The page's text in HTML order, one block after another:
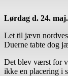
Lørdag d. 24. maj.
Let til jævn
Duerne tabte dog
Det blev værst for
ikke en placering i